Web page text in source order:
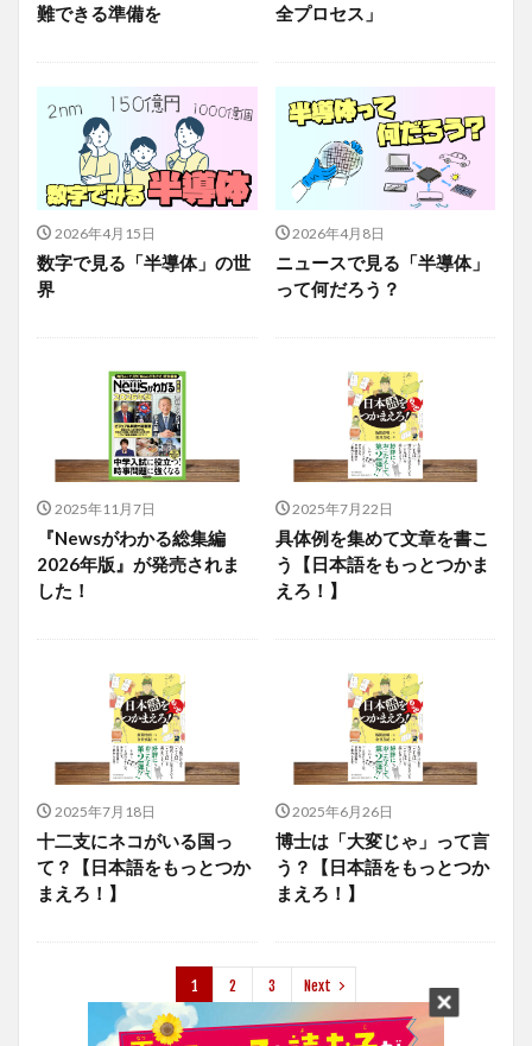
難できる準備を
全プロセス」
2026年4月15日
数字で見る「半導体」の世
界
2026年4月8日
ニュースで見る「半導体」
って何だろう？
2025年11月7日
『Newsがわかる総集編
2026年版』が発売されま
した！
2025年7月22日
具体例を集めて文章を書こ
う【日本語をもっとつかま
えろ！】
2025年7月18日
十二支にネコがいる国っ
て？【日本語をもっとつか
まえろ！】
2025年6月26日
博士は「大変じゃ」って言
う？【日本語をもっとつか
まえろ！】
1 2 3 Next